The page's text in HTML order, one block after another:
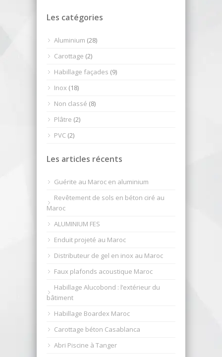
Les catégories
Aluminium (28)
Carottage (2)
Habillage façades (9)
Inox (18)
Non classé (8)
Plâtre (2)
PVC (2)
Les articles récents
Guérite au Maroc en aluminium
Revêtement de sols en béton ciré au
Maroc
ALUMINIUM FES
Enduit projeté au Maroc
Distributeur de gel en inox au Maroc
Faux plafonds acoustique Maroc
Habillage Alucobond : l’extérieur du
bâtiment
Habillage Boardex Maroc
Carottage béton Casablanca
Abri Piscine à Tanger